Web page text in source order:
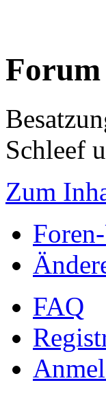
Forum
Schleef
Zum
FAQ